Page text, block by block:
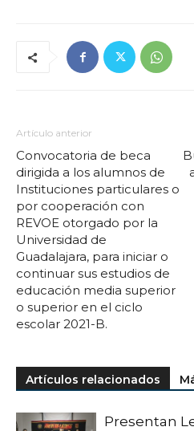
Artículo anterior
Convocatoria de beca
dirigida a los alumnos de
Instituciones particulares o
por cooperación con
REVOE otorgado por la
Universidad de
Guadalajara, para iniciar o
continuar sus estudios de
educación media superior
o superior en el ciclo
escolar 2021-B.
Artículos relacionados
Presentan